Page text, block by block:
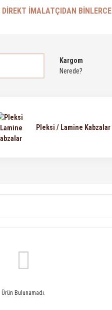
DİREKT İMALATÇIDAN BİNLERCE
Kargom
Nerede?
Pleksi / Lamine Kabzalar
Ürün Bulunamadı.